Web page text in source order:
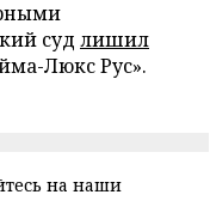
суд лишил
Люкс Рус».
на наши